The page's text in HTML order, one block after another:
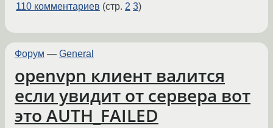
110 комментариев (стр. 2 3)
Форум — General
openvpn клиент валится
если увидит от сервера вот
это AUTH_FAILED